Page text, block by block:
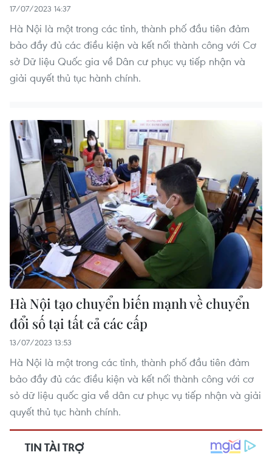
17/07/2023 14:37
Hà Nội là một trong các tỉnh, thành phố đầu tiên đảm
bảo đầy đủ các điều kiện và kết nối thành công với Cơ
sở Dữ liệu Quốc gia về Dân cư phục vụ tiếp nhận và
giải quyết thủ tục hành chính.
Hà Nội tạo chuyển biến mạnh về chuyển
đổi số tại tất cả các cấp
13/07/2023 13:53
Hà Nội là một trong các tỉnh, thành phố đầu tiên đảm
bảo đầy đủ các điều kiện và kết nối thành công với cơ
sỏ dữ liệu quốc gia về dân cư phục vụ tiếp nhận và giải
quyết thủ tục hành chính.